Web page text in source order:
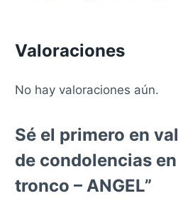
Valoraciones
No hay valoraciones aún.
Sé el primero en
de condolencias
tronco – ANGEL”